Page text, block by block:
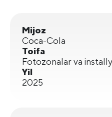
Mijoz
Coca-Cola
Toifa
Fotozonalar va
Yil
2025